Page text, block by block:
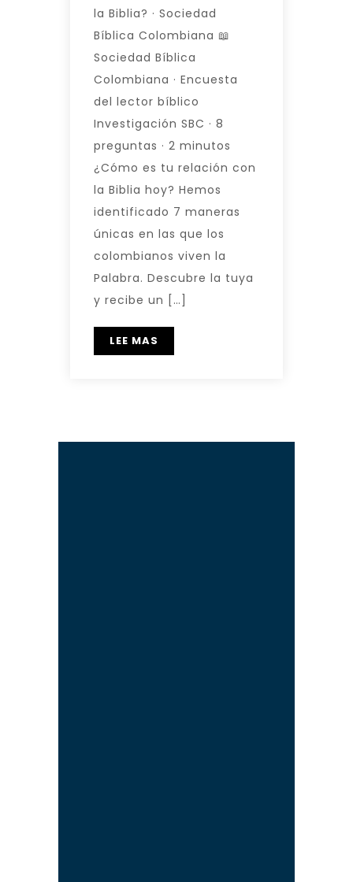
la Biblia? · Sociedad
Bíblica Colombiana 📖
Sociedad Bíblica
Colombiana · Encuesta
del lector bíblico
Investigación SBC · 8
preguntas · 2 minutos
¿Cómo es tu relación con
la Biblia hoy? Hemos
identificado 7 maneras
únicas en las que los
colombianos viven la
Palabra. Descubre la tuya
y recibe un […]
LEE MAS